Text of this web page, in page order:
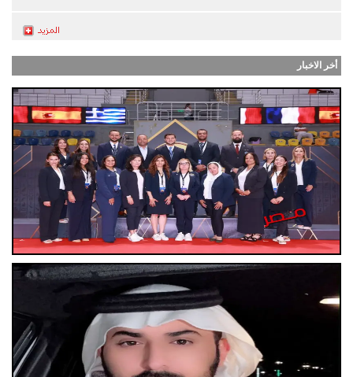
أخر الاخبار